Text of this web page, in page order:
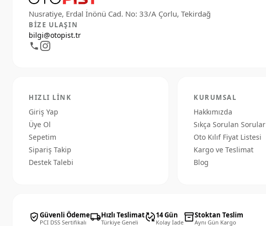
silecek süpürge lastiğini ayrıca bir bez ile
temizleyiniz.Camda çizikler oluşmaması için izli
ve sesli silmeye başladığında değiştiriniz.
BIZE ULAŞIN
bilgi@otopist.tr
HIZLI LINK
Giriş Yap
Üye Ol
Sepetim
Sipariş Takip
Destek Talebi
KURUMSAL
Hakkımızda
Sıkça Sorulan Sorular
Oto Kılıf Fiyat Listesi
Kargo ve Teslimat
Blog
verified_userGüvenli Ödeme
PCI DSS Sertifikalı local_shippingHızlı Teslimat
Türkiye Geneli published_with_changes14 Gün
Kolay İadeinventory_2Stoktan Teslim
Aynı Gün Kargo